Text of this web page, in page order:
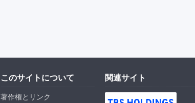
このサイトについて
著作権とリンク
関連サイト